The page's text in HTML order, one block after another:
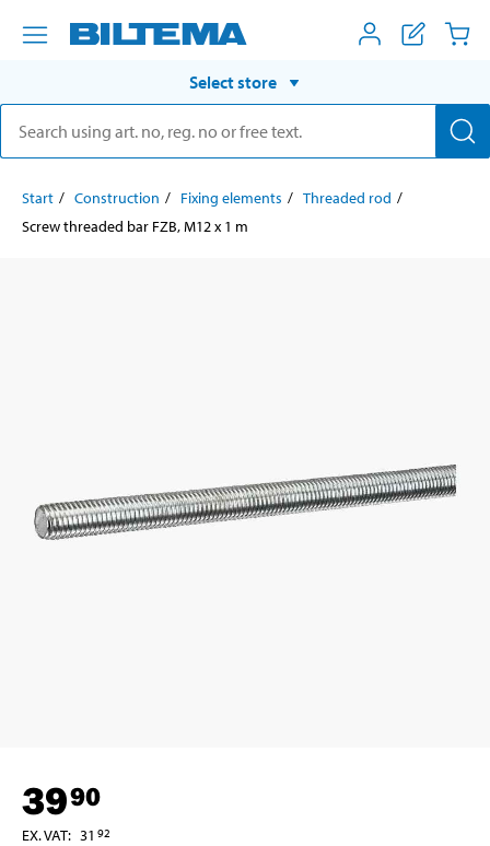
Select store
Start Construction Fixing elements
Threaded rod
Screw threaded bar FZB, M12 x 1 m
3990
EX. VAT: 31 92